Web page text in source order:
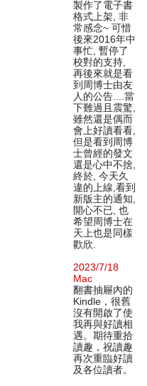
製作了電子書
格式上架, 非
常感念~ 可惜
後來2016年中
事忙, 暫停了
校對的支持,
再後來就是看
到周博士由友
人的公告....當
下難過且震驚,
雖然還是偶而
會上好讀看看,
但是看到周博
士曾經的發文
還是心中不捨,
終於, 今天久
違的上線,看到
新版主的通知,
開心不已, 也
希望周博士在
天上也是同樣
歡欣.
2023/7/18
Mac
翻書抽屜內的
Kindle，很舊
沒有開啟了使
我再與好讀相
遇。期待重拾
讀趣，祝讀趣
再次重臨好讀
及各位讀者。